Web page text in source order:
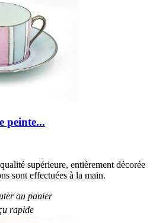
peinte...
supérieure, entièrement décorée
sont effectuées à la main.
au panier
rapide